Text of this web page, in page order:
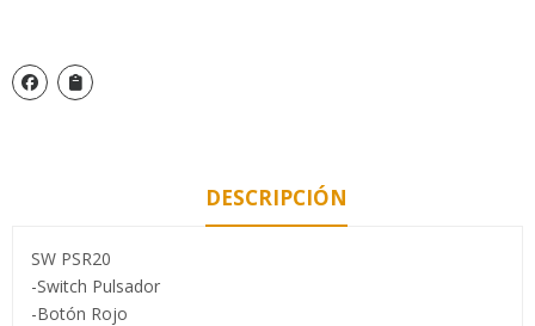
DESCRIPCIÓN
SW PSR20
-Switch Pulsador
-Botón Rojo